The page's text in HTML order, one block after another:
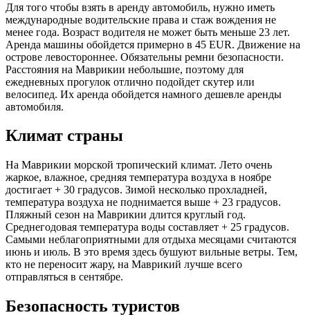
Для того чтобы взять в аренду автомобиль, нужно иметь
международные водительские права и стаж вождения не
менее года. Возраст водителя не может быть меньше 23 лет.
Аренда машины обойдется примерно в 45 EUR. Движение на
острове левостороннее. Обязательны ремни безопасности.
Расстояния на Маврикии небольшие, поэтому для
ежедневных прогулок отлично подойдет скутер или
велосипед. Их аренда обойдется намного дешевле аренды
автомобиля.
Климат страны
На Маврикии морской тропический климат. Лето очень
жаркое, влажное, средняя температура воздуха в ноябре
достигает + 30 градусов. Зимой несколько прохладней,
температура воздуха не поднимается выше + 23 градусов.
Пляжный сезон на Маврикии длится круглый год.
Среднегодовая температура воды составляет + 25 градусов.
Самыми неблагоприятными для отдыха месяцами считаются
июнь и июль. В это время здесь бушуют вильные ветры. Тем,
кто не переносит жару, на Маврикий лучше всего
отправляться в сентябре.
Безопасность туристов